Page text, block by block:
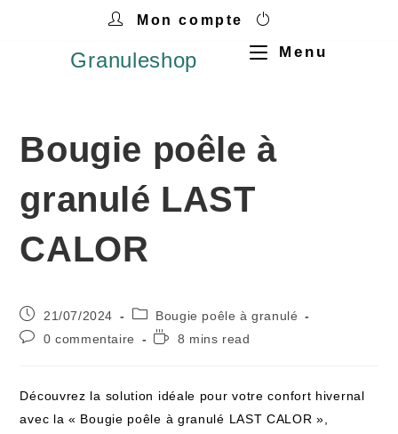
Mon compte
Granuleshop Menu
Bougie poêle à
granulé LAST
CALOR
21/07/2024
Bougie poêle à granulé
0 commentaire
8 mins read
Découvrez la solution idéale pour votre confort hivernal
avec la « Bougie poêle à granulé LAST CALOR »,